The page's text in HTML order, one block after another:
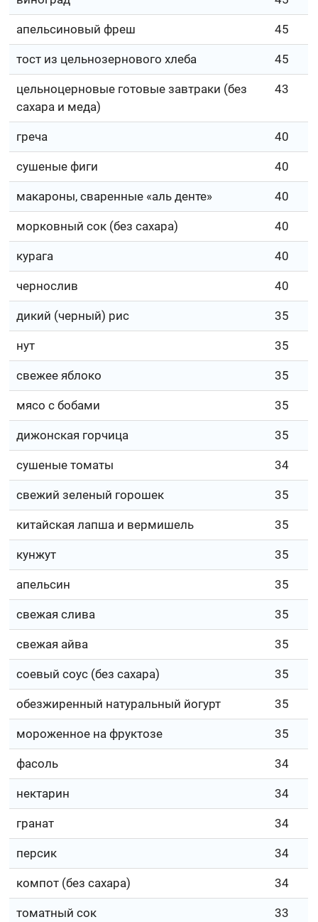
апельсиновый фреш 45
тост из цельнозернового хлеба 45
цельноцерновые готовые завтраки (без
сахара и меда)
43
греча 40
сушеные фиги 40
макароны, сваренные «аль денте» 40
морковный сок (без сахара) 40
курага 40
чернослив 40
дикий (черный) рис 35
нут 35
свежее яблоко 35
мясо с бобами 35
дижонская горчица 35
сушеные томаты 34
свежий зеленый горошек 35
китайская лапша и вермишель 35
кунжут 35
апельсин 35
свежая слива 35
свежая айва 35
соевый соус (без сахара) 35
обезжиренный натуральный йогурт 35
мороженное на фруктозе 35
фасоль 34
нектарин 34
гранат 34
персик 34
компот (без сахара) 34
томатный сок 33